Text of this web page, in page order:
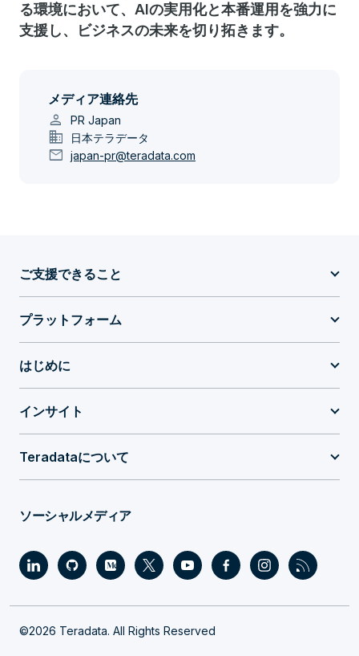
る環境において、AIの実用化と本番運用を強力に
支援し、ビジネスの未来を切り拓きます。
メディア連絡先
person PR Japan
domain 日本テラデータ
mail japan-pr@teradata.com
ご支援できること
プラットフォーム
はじめに
インサイト
Teradataについて
ソーシャルメディア
©2026 Teradata. All Rights Reserved